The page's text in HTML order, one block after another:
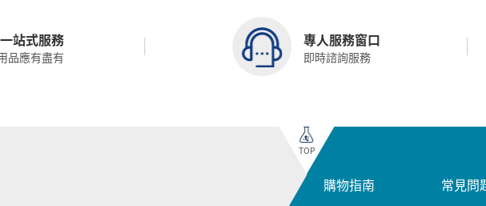
站式服務
品應有盡有
專人服務窗口
即時諮詢服務
TOP
購物指南 常見問